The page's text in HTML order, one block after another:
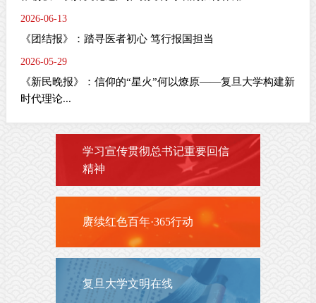
2026-06-13
《团结报》：踏寻医者初心 笃行报国担当
2026-05-29
《新民晚报》：信仰的“星火”何以燎原——复旦大学构建新
时代理论...
学习宣传贯彻总书记重要回信
精神
赓续红色百年·365行动
复旦大学文明在线